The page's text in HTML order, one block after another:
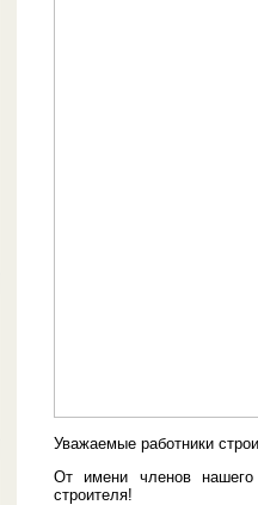
Уважаемые работники
От имени членов
строителя!